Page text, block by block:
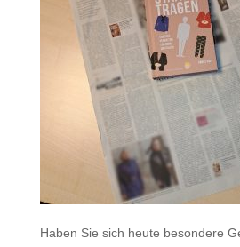
Haben Sie sich heute besondere